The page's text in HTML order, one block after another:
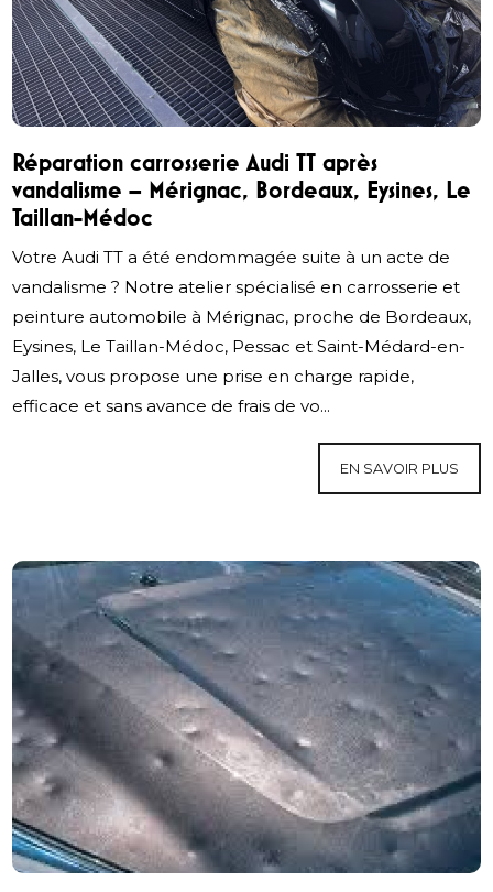
Réparation carrosserie Audi TT après
vandalisme – Mérignac, Bordeaux, Eysines, Le
Taillan-Médoc
Votre Audi TT a été endommagée suite à un acte de
vandalisme ? Notre atelier spécialisé en carrosserie et
peinture automobile à Mérignac, proche de Bordeaux,
Eysines, Le Taillan-Médoc, Pessac et Saint-Médard-en-
Jalles, vous propose une prise en charge rapide,
efficace et sans avance de frais de vo...
EN SAVOIR PLUS